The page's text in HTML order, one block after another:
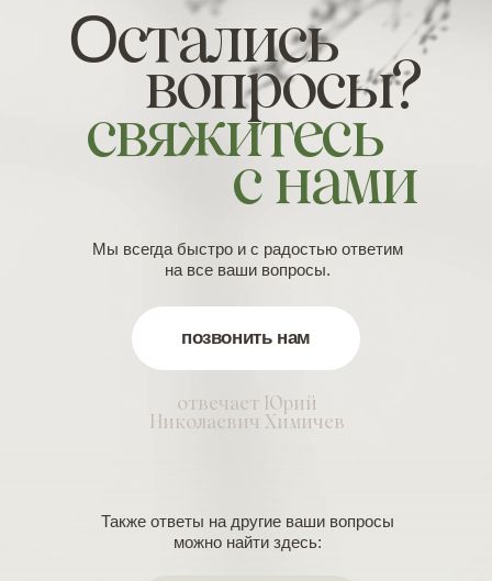
Мы всегда быстро и с радостью ответим
на все ваши вопросы.
позвонить нам
Также ответы на другие ваши вопросы
можно найти здесь:
отвечает Юрий
Николаевич Химичев
Остались
вопросы?
свяжитесь
с нами